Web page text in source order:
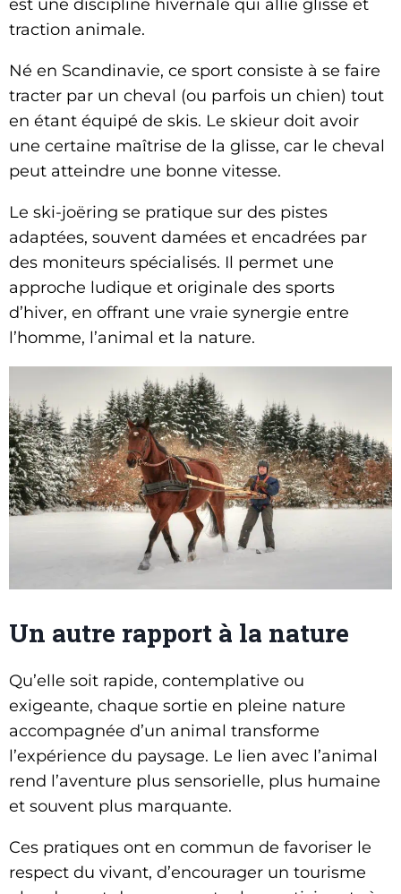
est une discipline hivernale qui allie glisse et
traction animale.
Né en Scandinavie, ce sport consiste à se faire
tracter par un cheval (ou parfois un chien) tout
en étant équipé de skis. Le skieur doit avoir
une certaine maîtrise de la glisse, car le cheval
peut atteindre une bonne vitesse.
Le ski-joëring se pratique sur des pistes
adaptées, souvent damées et encadrées par
des moniteurs spécialisés. Il permet une
approche ludique et originale des sports
d’hiver, en offrant une vraie synergie entre
l’homme, l’animal et la nature.
Un autre rapport à la nature
Qu’elle soit rapide, contemplative ou
exigeante, chaque sortie en pleine nature
accompagnée d’un animal transforme
l’expérience du paysage. Le lien avec l’animal
rend l’aventure plus sensorielle, plus humaine
et souvent plus marquante.
Ces pratiques ont en commun de favoriser le
respect du vivant, d’encourager un tourisme